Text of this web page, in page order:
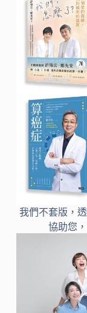
我們不套版，
協助您